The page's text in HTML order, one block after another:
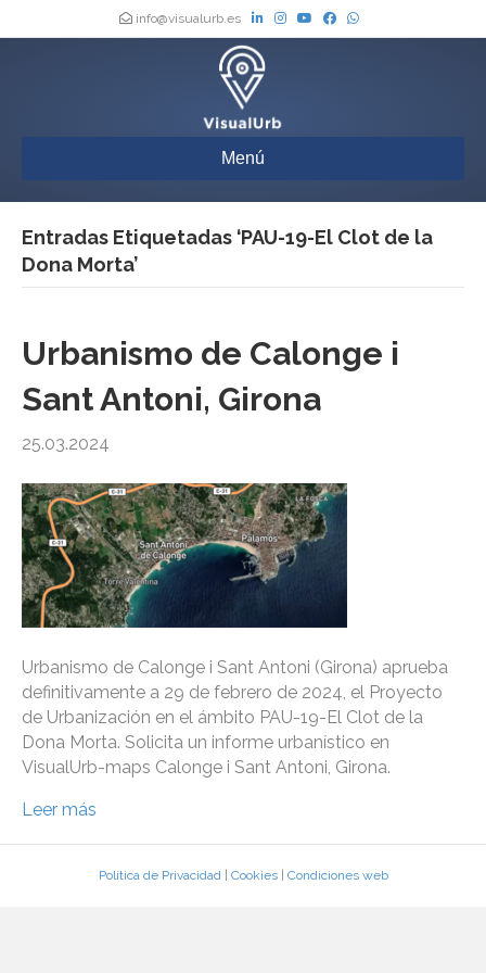
info@visualurb.es
Menú
Entradas Etiquetadas ‘PAU-19-El Clot de la
Dona Morta’
Urbanismo de Calonge i
Sant Antoni, Girona
25.03.2024
Urbanismo de Calonge i Sant Antoni (Girona) aprueba
definitivamente a 29 de febrero de 2024, el Proyecto
de Urbanización en el ámbito PAU-19-El Clot de la
Dona Morta. Solicita un informe urbanístico en
VisualUrb-maps Calonge i Sant Antoni, Girona.
Leer más
Política de Privacidad| Cookies| Condiciones web